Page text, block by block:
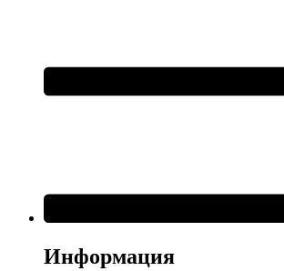
Информация